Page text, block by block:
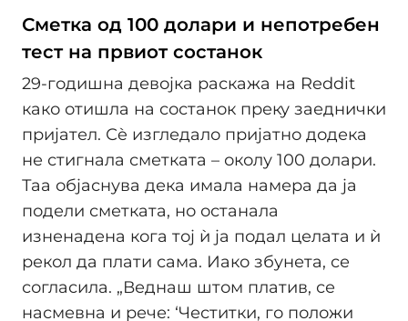
Сметка од 100 долари и непотребен
тест на првиот состанок
29-годишна девојка раскажа на Reddit
како отишла на состанок преку заеднички
пријател. Сè изгледало пријатно додека
не стигнала сметката – околу 100 долари.
Таа објаснува дека имала намера да ја
подели сметката, но останала
изненадена кога тој ѝ ја подал целата и ѝ
рекол да плати сама. Иако збунета, се
согласила. „Веднаш штом платив, се
насмевна и рече: ‘Честитки, го положи